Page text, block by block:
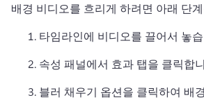
배경 비디오를 흐리게 하려면 아래 단
타임라인에 비디오를 끌어서 놓
속성 패널에서 효과 탭을 클릭합
블러 채우기 옵션을 클릭하여 배